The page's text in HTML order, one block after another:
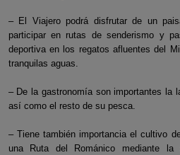
– El Viajero podrá disfrutar de un
participar en rutas de senderismo y
deportiva en los regatos afluentes del
tranquilas aguas.
– De la gastronomía son importantes la
así como el resto de su pesca.
– Tiene también importancia el cultivo
una Ruta del Románico mediante